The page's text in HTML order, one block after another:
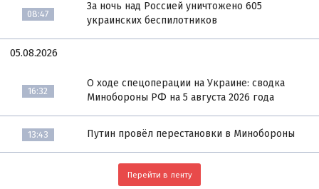
08:47
За ночь над Россией уничтожено 605
украинских беспилотников
05.08.2026
16:32
О ходе спецоперации на Украине: сводка
Минобороны РФ на 5 августа 2026 года
13:43 Путин провёл перестановки в Минобороны
Перейти в ленту